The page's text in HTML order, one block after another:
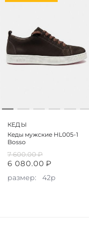
КЕДЫ
Кеды мужские HL005-1
Bosso
7 600.00₽
6 080.00 ₽
размер: 42р